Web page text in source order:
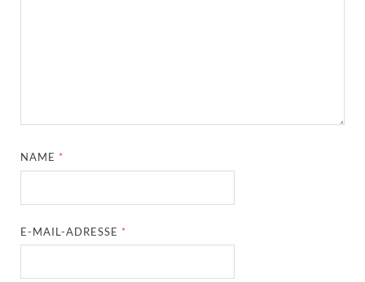
NAME *
E-MAIL-ADRESSE *